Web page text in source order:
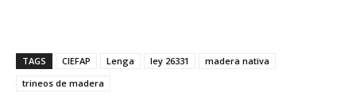
TAGS CIEFAP Lenga ley 26331
madera nativa
trineos de madera